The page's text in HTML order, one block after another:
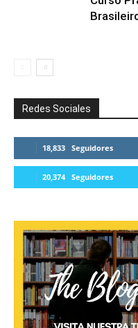
Redes Sociales
18,833 Seguidores
20,374 Seguidores